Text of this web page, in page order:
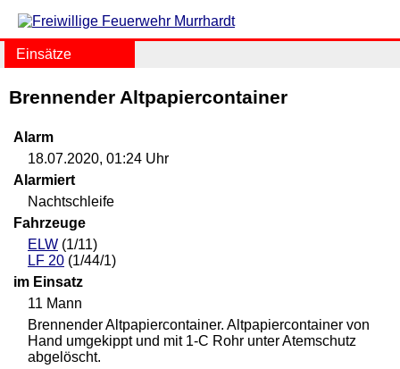
Einsätze
Brennender Altpapiercontainer
Alarm
18.07.2020, 01:24 Uhr
Alarmiert
Nachtschleife
Fahrzeuge
ELW (1/11)
LF 20 (1/44/1)
im Einsatz
11 Mann
Brennender Altpapiercontainer. Altpapiercontainer von
Hand umgekippt und mit 1-C Rohr unter Atemschutz
abgelöscht.